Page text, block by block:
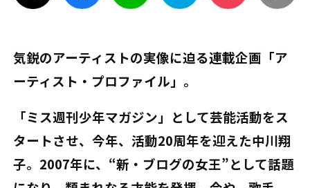
気鋭のアーティストの実像に迫る連載企画「ア
ーティスト・プロファイル」。
「ミス週刊少年マガジン」として芸能活動をス
タートさせ、今年、活動20周年を迎えた中川翔
子。2007年に、“新・ブログの女王”として話題